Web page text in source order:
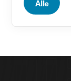
Alle